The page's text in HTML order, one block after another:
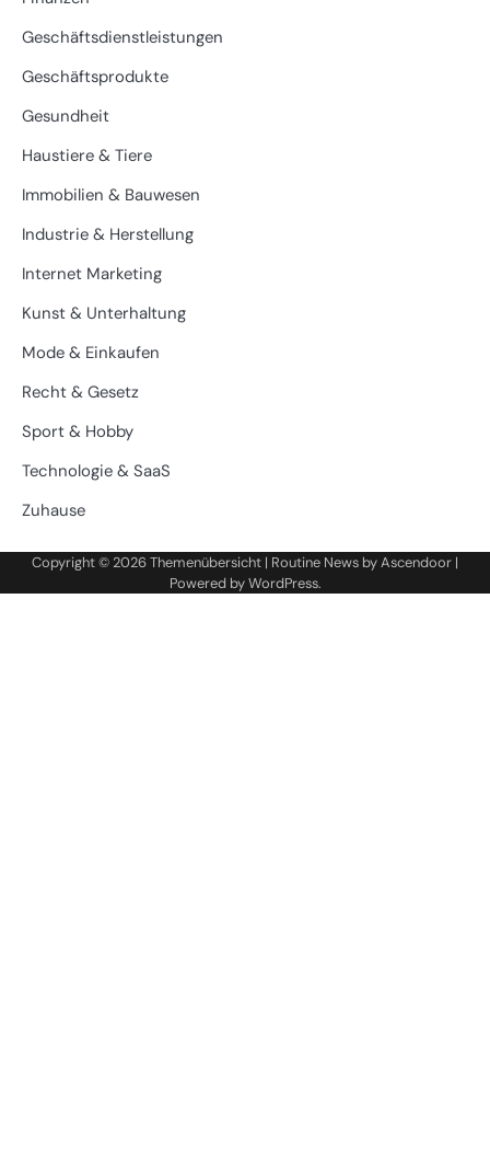
Geschäftsdienstleistungen
Geschäftsprodukte
Gesundheit
Haustiere & Tiere
Immobilien & Bauwesen
Industrie & Herstellung
Internet Marketing
Kunst & Unterhaltung
Mode & Einkaufen
Recht & Gesetz
Sport & Hobby
Technologie & SaaS
Zuhause
Copyright © 2026Themenübersicht | Routine News byAscendoor |
Powered byWordPress.